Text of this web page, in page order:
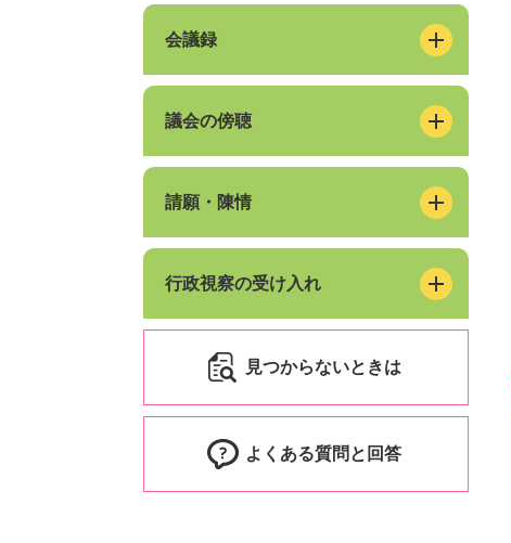
会議録
議会の傍聴
請願・陳情
行政視察の受け入れ
見つからないときは
よくある質問と回答